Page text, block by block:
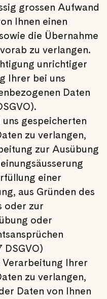
grossen Aufwand
Ihnen einen
die Übernahme
zu verlangen.
unrichtiger
Ihrer bei uns
Daten
gespeicherten
zu verlangen,
zur Ausübung
einer
aus Gründen des
oder zur
oder
Verarbeitung Ihrer
zu verlangen,
Daten von Ihnen